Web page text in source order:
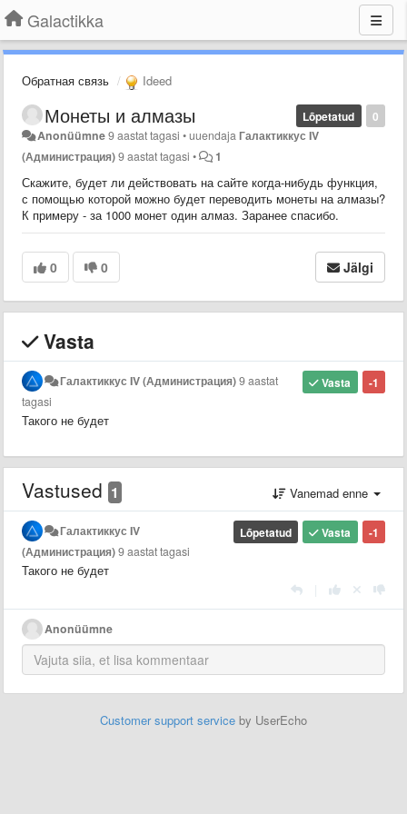
Galactikka
Обратная связь Ideed
0
Lõpetatud
Монеты и алмазы
Anonüümne9 aastat tagasi •uuendajaГалактиккус IV
(Администрация)9 aastat tagasi • 1
Скажите, будет ли действовать на сайте когда-нибудь функция,
с помощью которой можно будет переводить монеты на алмазы?
К примеру - за 1000 монет один алмаз. Заранее спасибо.
0 0 Jälgi
Vasta
-1
Vasta
Галактиккус IV (Администрация)9 aastat
tagasi
Такого не будет
Vastused 1 Vanemad enne
-1
Vasta
Lõpetatud
Галактиккус IV
(Администрация)9 aastat tagasi
Такого не будет
Anonüümne
Customer support service by UserEcho